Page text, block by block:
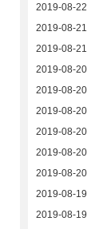
2019-08-22
2019-08-21
2019-08-21
2019-08-20
2019-08-20
2019-08-20
2019-08-20
2019-08-20
2019-08-20
2019-08-19
2019-08-19